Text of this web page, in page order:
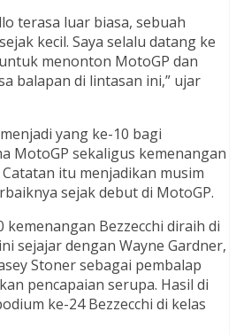
terasa luar biasa, sebuah
kecil. Saya selalu datang ke
menonton MotoGP dan
balapan di lintasan ini,” ujar
yang ke-10 bagi
MotoGP sekaligus kemenangan
itu menjadikan musim
sejak debut di MotoGP.
Bezzecchi diraih di
sejajar dengan Wayne Gardner,
Stoner sebagai pembalap
pencapaian serupa. Hasil di
ke-24 Bezzecchi di kelas